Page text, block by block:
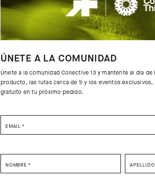
SELECT YOUR
ÚNETE A LA COMUNIDAD
Únete a la comunidad Collective 13 y mantente al día
producto, las rutas cerca de ti y los eventos
gratuito en tu próximo pedido.
EMAIL *
NOMBRE * APELLIDO